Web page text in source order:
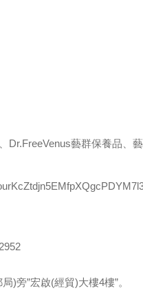
Dr.FreeVenus藝群保養品、
)旁”宏啟(經貿)大樓4樓”。